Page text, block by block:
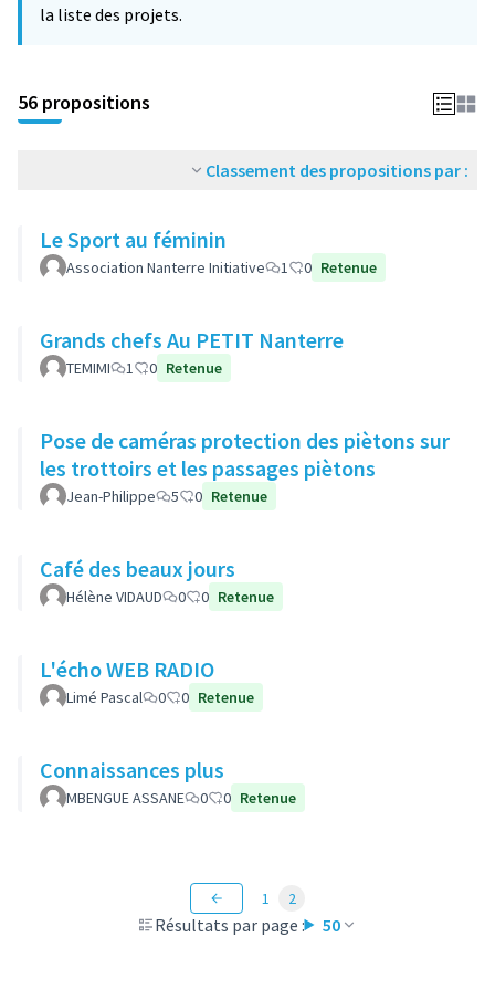
la liste des projets.
56 propositions
Classement des propositions par :
Le Sport au féminin
Association Nanterre Initiative 1 0 Retenue
Grands chefs Au PETIT Nanterre
TEMIMI 1 0 Retenue
Pose de caméras protection des piètons sur
les trottoirs et les passages piètons
Jean-Philippe 5 0 Retenue
Café des beaux jours
Hélène VIDAUD 0 0 Retenue
L'écho WEB RADIO
Limé Pascal 0 0 Retenue
Connaissances plus
MBENGUE ASSANE 0 0 Retenue
Résultats par page : 50
1 2